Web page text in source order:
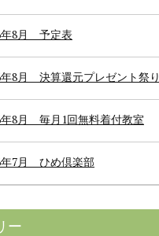
年8月 予定表
年8月 決算還元プレゼント祭り
年8月 毎月1回無料着付教室
年7月 ひめ倶楽部
ー